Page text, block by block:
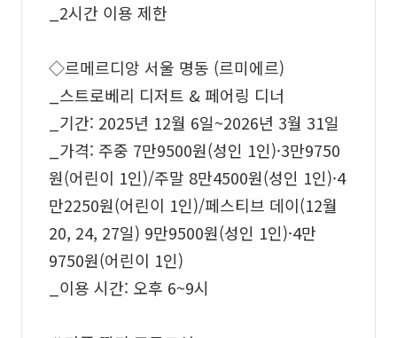
_2시간 이용 제한
◇르메르디앙 서울 명동 (르미에르)
_스트로베리 디저트 & 페어링 디너
_기간: 2025년 12월 6일~2026년 3월 31일
_가격: 주중 7만9500원(성인 1인)·3만9750
원(어린이 1인)/주말 8만4500원(성인 1인)·4
만2250원(어린이 1인)/페스티브 데이(12월
20, 24, 27일) 9만9500원(성인 1인)·4만
9750원(어린이 1인)
_이용 시간: 오후 6~9시